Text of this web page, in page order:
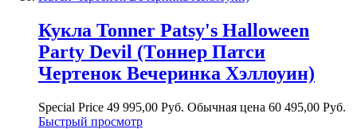
Кукла Tonner Patsy's Halloween
Party Devil (Tоннер Патси
Чертенок Вечеринка Хэллоуин)
Special Price 49 995,00 Руб. Обычная цена 60 495,00 Руб.
Быстрый просмотр